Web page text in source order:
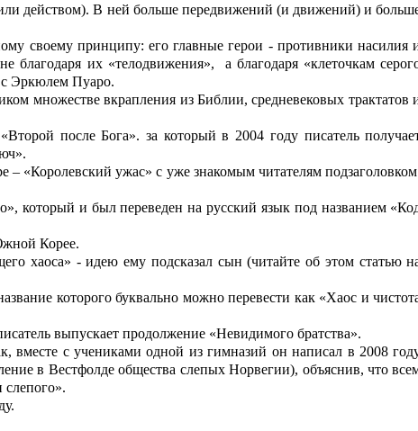
действом). В ней больше передвижений (и движений) и
своему принципу: его главные герои - противники насилия
благодаря их «телодвижения»,
а благодаря «клеточкам
с Эркюлем Пуаро.
множестве вкрапления из Библии, средневековых трактатов
после Бога». за который в 2004 году писатель
– «Королевский ужас» с уже знакомым читателям
который и был переведен на русский язык под названием
Корее.
хаоса» - идею ему подсказал сын (читайте об этом статью
которого буквально можно перевести как «Хаос и
выпускает продолжение «Невидимого братства».
с учениками одной из гимназий он написал в 2008
в Вестфолде общества слепых Норвегии), объяснив, что